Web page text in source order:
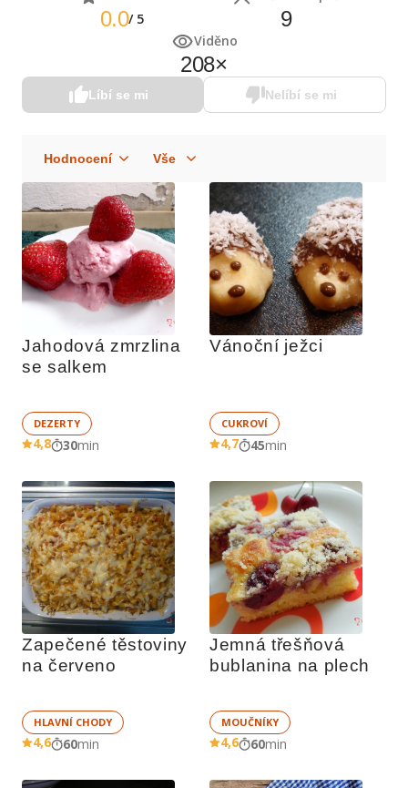
0.0/ 5 9
Viděno
208×
Líbí se mi Nelíbí se mi
Jahodová zmrzlina
se salkem
DEZERTY
4,8 30min
Vánoční ježci
CUKROVÍ
4,7 45min
Zapečené těstoviny
na červeno
HLAVNÍ CHODY
4,6 60min
Jemná třešňová
bublanina na plech
MOUČNÍKY
4,6 60min